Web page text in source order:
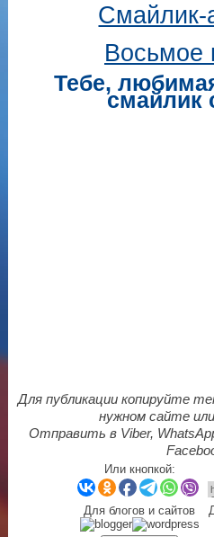
Смайлик-
Восьмое
Тебе,
смайлик
Для публикации копируйте
нужном сайте
Отправить в Viber,
Или кнопкой:
Для блогов и сайтов